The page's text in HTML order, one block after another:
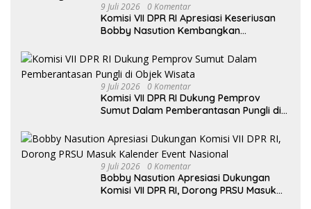
9 Juli 2026 0 Komentar
Komisi VII DPR RI Apresiasi Keseriusan
Bobby Nasution Kembangkan
9 Juli 2026 0 Komentar
Komisi VII DPR RI Dukung Pemprov
Sumut Dalam Pemberantasan Pungli di
9 Juli 2026 0 Komentar
Bobby Nasution Apresiasi Dukungan
Komisi VII DPR RI, Dorong PRSU Masuk